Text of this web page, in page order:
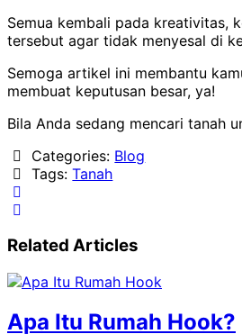
Semua kembali pada kreativitas,
tersebut agar tidak menyesal di
Semoga artikel ini membantu
membuat keputusan besar, ya!
Bila Anda sedang mencari tanah
Categories: Blog
Tags:Tanah
Related Articles
Apa Itu Rumah Hook?